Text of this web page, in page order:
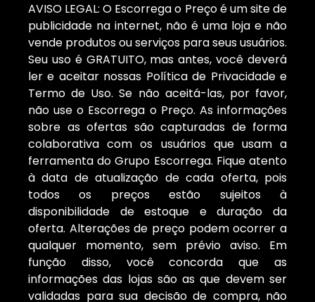
AVISO LEGAL: O Escorrega o Preço é um site de
publicidade na internet, não é uma loja e não
vende produtos ou serviços para seus usuários.
Seu uso é GRATUITO, mas antes, você deverá
ler e aceitar nossas Política de Privacidade e
Termo de Uso. Se não aceitá-las, por favor,
não use o Escorrega o Preço. As informações
sobre as ofertas são capturadas de forma
colaborativa com os usuários que usam a
ferramenta do Grupo Escorrega. Fique atento
à data de atualização de cada oferta, pois
todos os preços estão sujeitos à
disponibilidade de estoque e duração da
oferta. Alterações de preço podem ocorrer a
qualquer momento, sem prévio aviso. Em
função disso, você concorda que as
informações das lojas são as que devem ser
validadas para sua decisão de compra, não